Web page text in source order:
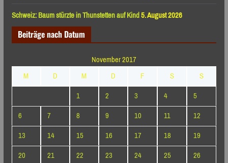
Schweiz: Baum stürzte in Thunstetten auf Kind5. August 2026
Beiträge nach Datum
November 2017
M
D M D F S
S
1
2 3 4
5
6
7 8 9 10 11
12
13
14 15 16 17 18
19
20
21 22 23 24 25
26